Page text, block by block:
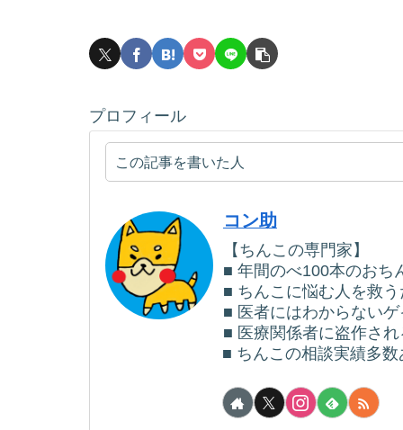
プロフィール
この記事を書いた人
コン助
【ちんこの専門家】
■ 年間のべ100本のおち
■ ちんこに悩む人を救
■ 医者にはわからない
■ 医療関係者に盗作さ
■ ちんこの相談実績多